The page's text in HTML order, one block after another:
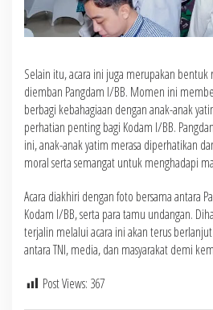
Selain itu, acara ini juga merupakan bentuk
diemban Pangdam I/BB. Momen ini
berbagi kebahagiaan dengan anak-anak
perhatian penting bagi Kodam I/BB.
ini, anak-anak yatim merasa diperhatikan
moral serta semangat untuk menghadapi
Acara diakhiri dengan foto bersama antara
Kodam I/BB, serta para tamu undangan.
terjalin melalui acara ini akan terus
antara TNI, media, dan masyarakat demi
Post Views: 367